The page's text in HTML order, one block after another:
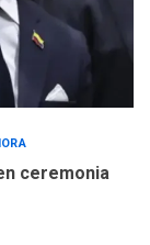
ceremonia